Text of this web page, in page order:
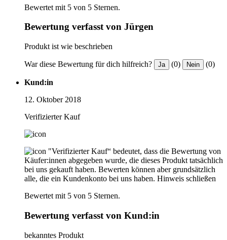
Bewertet mit 5 von 5 Sternen.
Bewertung verfasst von Jürgen
Produkt ist wie beschrieben
War diese Bewertung für dich hilfreich? Ja (0) Nein (0)
Kund:in
12. Oktober 2018
Verifizierter Kauf
"Verifizierter Kauf“ bedeutet, dass die Bewertung von
Käufer:innen abgegeben wurde, die dieses Produkt tatsächlich
bei uns gekauft haben. Bewerten können aber grundsätzlich
alle, die ein Kundenkonto bei uns haben. Hinweis schließen
Bewertet mit 5 von 5 Sternen.
Bewertung verfasst von Kund:in
bekanntes Produkt